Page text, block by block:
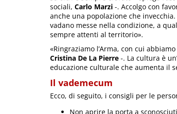
sociali, Carlo Marzi -. Accolgo con
anche una popolazione che
vadano messe nella condizione, a
sempre attenti al territorio».
«Ringraziamo l’Arma, con cui
Cristina De La Pierre -. La cultura è
educazione culturale che aumenta il
Il vademecum
Ecco, di seguito, i consigli per le
Non aprire la porta a